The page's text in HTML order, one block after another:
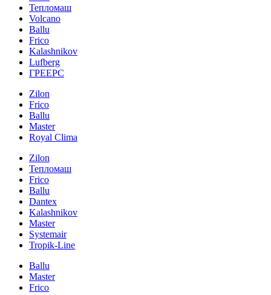
Тепломаш
Volcano
Ballu
Frico
Kalashnikov
Lufberg
ГРЕЕРС
Zilon
Frico
Ballu
Master
Royal Clima
Zilon
Тепломаш
Frico
Ballu
Dantex
Kalashnikov
Master
Systemair
Tropik-Line
Ballu
Master
Frico